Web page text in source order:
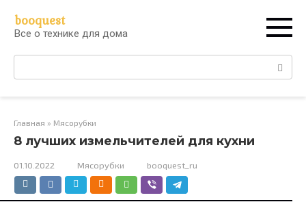
контенту
booquest
Все о технике для дома
Поиск:
Главная » Мясорубки
8 лучших измельчителей для кухни
01.10.2022 Мясорубки booquest_ru